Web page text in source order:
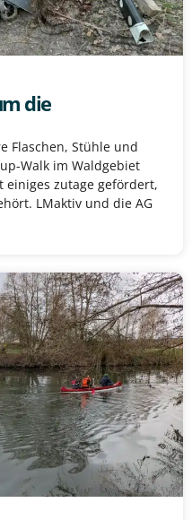
die
Flaschen, Stühle und
Walk im Waldgebiet
zutage gefördert,
LMaktiv und die AG